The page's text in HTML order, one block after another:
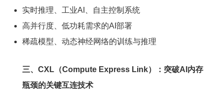
实时推理、工业AI、自主控制系统
高并行度、低功耗需求的AI部署
稀疏模型、动态神经网络的训练与推理
三、CXL（Compute Express Link）：突破AI内存
瓶颈的关键互连技术